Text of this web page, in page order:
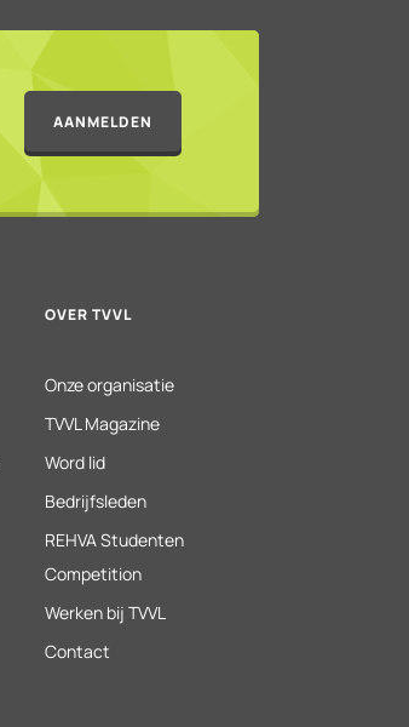
AANMELDEN
OVER TVVL
Onze organisatie
TVVL Magazine
Word lid
Bedrijfsleden
REHVA Studenten
Competition
Werken bij TVVL
Contact